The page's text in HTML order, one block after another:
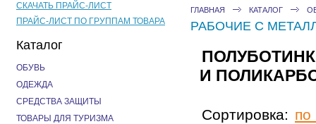
ГЛАВНАЯ КАТАЛОГ
РАБОЧИЕ С
И
Сортировка: по
СКАЧАТЬ ПРАЙС-ЛИСТ
ПРАЙС-ЛИСТ ПО ГРУППАМ ТОВАРА
Каталог
ОБУВЬ
ОДЕЖДА
СРЕДСТВА ЗАЩИТЫ
ТОВАРЫ ДЛЯ ТУРИЗМА